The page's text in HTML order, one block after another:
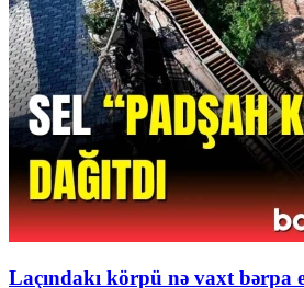
Laçındakı körpü nə vaxt bərpa